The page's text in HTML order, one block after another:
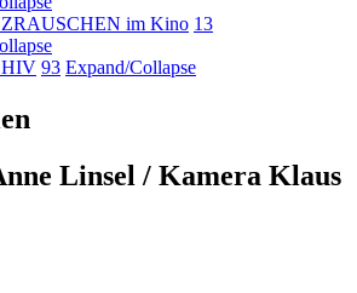
im Kino 13
93 Expand/Collapse
Linsel / Kamera Klaus